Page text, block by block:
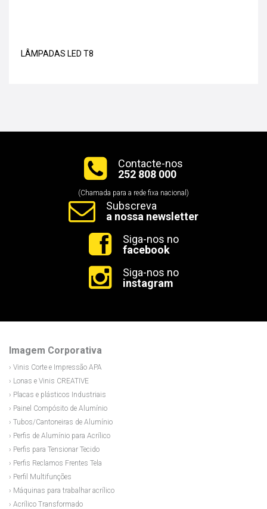
LÂMPADAS LED T8
Contacte-nos
252 808 000
(Chamada para a rede fixa nacional)
Subscreva
a nossa newsletter
Siga-nos no
facebook
Siga-nos no
instagram
Imagem Corporativa
› Vinis Corte e Impressão APA
› Lonas e Vinis CREATIVE
› Placas e plásticos Industriais
› Painel Compósito de Alumínio
› Tubos/Cantoneiras de Alumínio
› Perfis de Alumínio para Acrílico
› Perfis para Tensionar Tecido
› Perfis Reclamos Frentes Tela
› Perfil Multifunções
› Máquinas para trabalhar acrílico
› Acrílico Transformado